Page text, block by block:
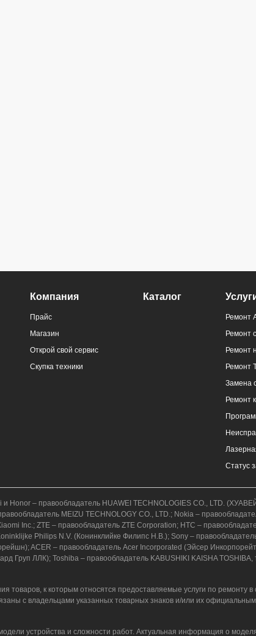
Компания
Прайс
Магазин
Открой свой сервис
Скупка техники
Каталог
Ремонт
Ремонт
Ремонт
Ремонт
Замена
Ремонт
Статус
и Honor – правообладатель HUAWEI TECHNOLOGIES CO., LTD.
MEIZU TECHNOLOGY CO., LTD.; Nokia –
Inc.; ZTE – правообладатель ZTE Corporation; HTC –
Philips N.V. (Конинклийке Филипс Н.В.); Sony –
ACER – правообладатель Acer Incorporated (Эйсер
Груп ЛЛК); Toshiba – правообладатель KABUSHIKI KAISHA
товаров, к которым относятся предоставляемые услуги по ремонту
с владельцами указанных товарных знаков и/или их
устройства и сложности работ. Актуальная информация о